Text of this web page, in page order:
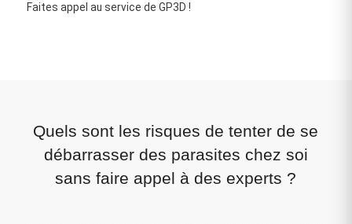
Faites appel au service de GP3D !
Quels sont les risques de tenter de se
débarrasser des parasites chez soi
sans faire appel à des experts ?